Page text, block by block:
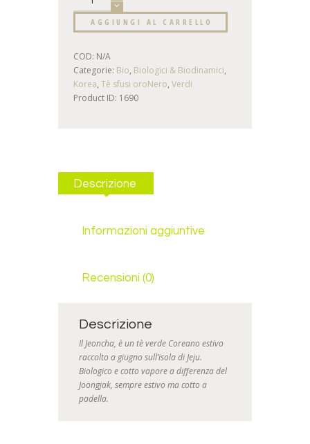
AGGIUNGI AL CARRELLO
COD: N/A
Categorie: Bio, Biologici & Biodinamici,
Korea, Tè sfusi oroNero, Verdi
Product ID: 1690
Descrizione
Informazioni aggiuntive
Recensioni (0)
Descrizione
Il Jeoncha, è un tè verde Coreano estivo
raccolto a giugno sull’isola di Jeju.
Biologico e cotto vapore a differenza del
Joongjak, sempre estivo ma cotto a
padella.